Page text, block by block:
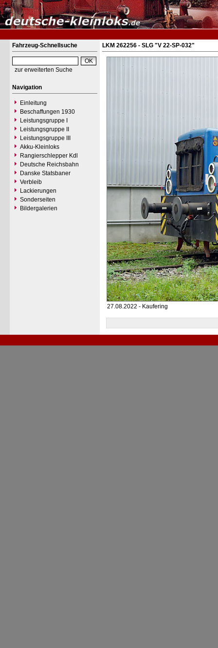
Fahrzeug-Schnellsuche
zur erweiterten Suche
Navigation
Einleitung
Beschaffungen 1930
Leistungsgruppe I
Leistungsgruppe II
Leistungsgruppe III
Akku-Kleinloks
Rangierschlepper Kdl
Deutsche Reichsbahn
Danske Statsbaner
Verbleib
Lackierungen
Sonderseiten
Bildergalerien
LKM 262256 - SLG "V 22-SP-032"
27.08.2022 - Kaufering